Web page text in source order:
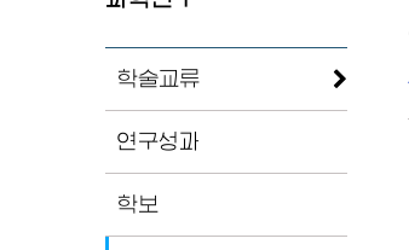
학술교류
연구성과
학보